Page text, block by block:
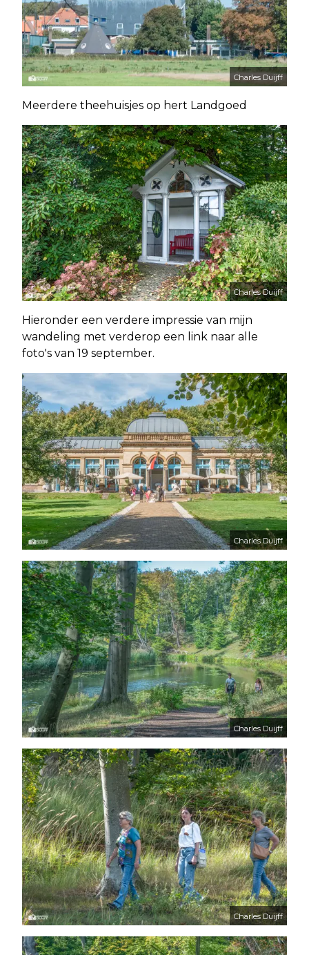
Charles Duijff
Meerdere theehuisjes op hert Landgoed
Charles Duijff
Hieronder een verdere impressie van mijn
wandeling met verderop een link naar alle
foto's van 19 september.
Charles Duijff
Charles Duijff
Charles Duijff